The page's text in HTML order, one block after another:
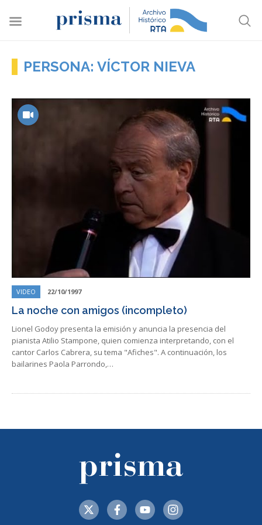
PERSONA: VÍCTOR NIEVA
VIDEO 22/10/1997
La noche con amigos (incompleto)
Lionel Godoy presenta la emisión y anuncia la presencia del
pianista Atilio Stampone, quien comienza interpretando, con el
cantor Carlos Cabrera, su tema "Afiches". A continuación, los
bailarines Paola Parrondo,…